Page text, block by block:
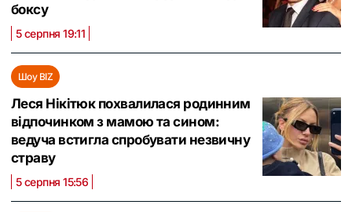
боксу
5 серпня 19:11
Шоу BIZ
Леся Нікітюк похвалилася родинним
відпочинком з мамою та сином:
ведуча встигла спробувати незвичну
страву
5 серпня 15:56